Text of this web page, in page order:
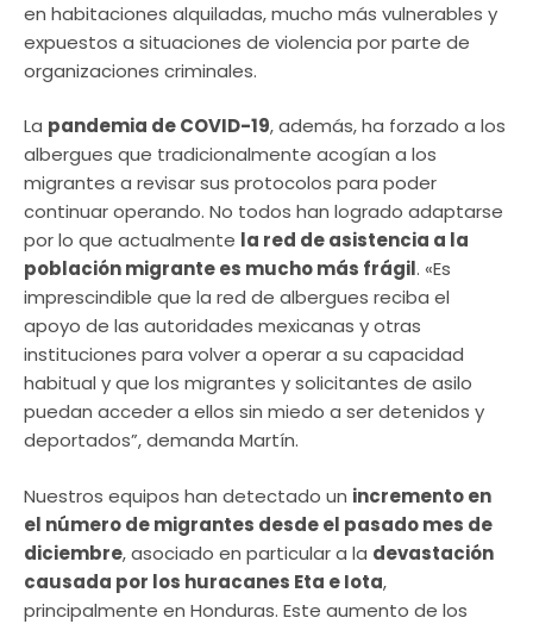
en habitaciones alquiladas, mucho más vulnerables y
expuestos a situaciones de violencia por parte de
organizaciones criminales.
La pandemia de COVID-19, además, ha forzado a los
albergues que tradicionalmente acogían a los
migrantes a revisar sus protocolos para poder
continuar operando. No todos han logrado adaptarse
por lo que actualmente la red de asistencia a la
población migrante es mucho más frágil. «Es
imprescindible que la red de albergues reciba el
apoyo de las autoridades mexicanas y otras
instituciones para volver a operar a su capacidad
habitual y que los migrantes y solicitantes de asilo
puedan acceder a ellos sin miedo a ser detenidos y
deportados”, demanda Martín.
Nuestros equipos han detectado un incremento en
el número de migrantes desde el pasado mes de
diciembre, asociado en particular a la devastación
causada por los huracanes Eta e Iota,
principalmente en Honduras. Este aumento de los